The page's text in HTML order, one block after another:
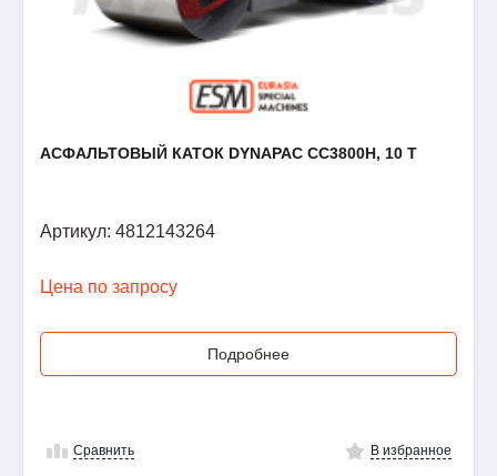
АСФАЛЬТОВЫЙ КАТОК DYNAPAC CC3800H, 10 Т
Артикул: 4812143264
Цена по запросу
Подробнее
Сравнить В избранное